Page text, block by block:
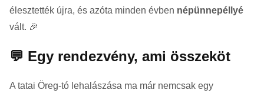
élesztették újra, és azóta minden évben népünnepéllyé
vált. 🎉
💬 Egy rendezvény, ami összeköt
A tatai Öreg-tó lehalászása ma már nemcsak egy